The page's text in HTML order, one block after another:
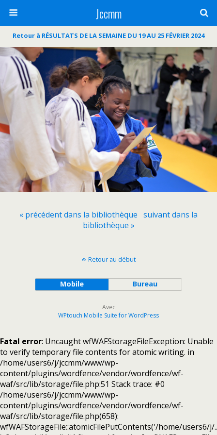
Jccmm
Retour à RÉSULTATS DE LA SEMAINE DU 19 AU 25 FÉVRIER 2024
« précédent dans la bibliothèque suivant dans la
bibliothèque »
Retour au début
Mobile Bureau
Avec
WPtouch Mobile Suite for WordPress
Fatal error: Uncaught wfWAFStorageFileException: Unable
to verify temporary file contents for atomic writing. in
/home/users6/j/jccmm/www/wp-
content/plugins/wordfence/vendor/wordfence/wf-
waf/src/lib/storage/file.php:51 Stack trace: #0
/home/users6/j/jccmm/www/wp-
content/plugins/wordfence/vendor/wordfence/wf-
waf/src/lib/storage/file.php(658):
wfWAFStorageFile::atomicFilePutContents('/home/users6/j/